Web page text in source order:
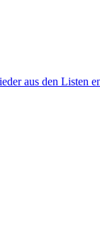
aus den Listen